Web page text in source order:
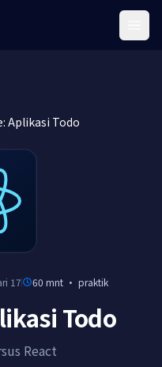
Aplikasi Todo
17 60 mnt ·praktik
Todo
React